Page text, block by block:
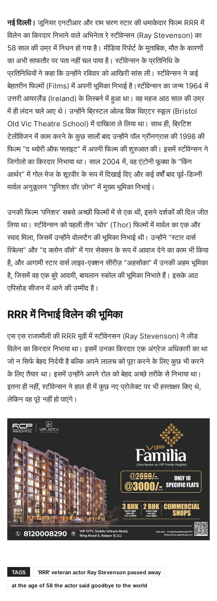
नई दिल्ली। जूनियर एनटीआर और राम चरण स्टार की धमाकेदार फिल्म RRR में
विलेन का किरदार निभाने वाले अभिनेता रे स्टीवेन्सन (Ray Stevenson) का
58 साल की उम्र में निधन हो गया है। मीडिया रिपोर्ट के मुताबिक, मौत के कारणों
का अभी साफतौर पर पता नहीं चल पाया है। स्टीवेन्सन के प्रतिनिधि के
प्रतिनिधियों ने कहा कि उन्होंने रविवार को आखिरी सांस ली। स्टीवेन्सन ने कई
बेहतरीन फिल्मों (Films) में अपनी भूमिका निभाई है।स्टीवेन्सन का जन्म 1964 में
उत्तरी आयरलैंड (Ireland) के लिस्बर्न में हुआ था। वह महज आठ साल की उम्र
में ही लंदन चले आए थे। उन्होंने ब्रिस्टल ओल्ड विक थिएटर स्कूल (Bristol
Old Vic Theatre School) में दाखिला ले लिया था। साथ ही, ब्रिटिश
टेलीविजन में काम करने के कुछ सालों बाद उन्होंने पॉल ग्रीनग्रास की 1998 की
फिल्म “द थ्योरी ऑफ फ्लाइट” में अपनी फिल्म की शुरुआत की। इसमें स्टीवेन्सन ने
जिगोलो का किरदार निभाया था। साल 2004 में, वह एंटोनी फूक्वा के “किंग
आर्थर” में गोल मेज के शूरवीर के रूप में दिखाई दिए और कई वर्षों बाद पूर्व-डिज्नी
मार्वल अनुकूलन “पुनिशर वॉर ज़ोन” में मुख्य भूमिका निभाई।
उनकी फिल्म ‘पनिशर’ सबसे अच्छी फिल्मों में से एक थी, इसने दर्शकों की दिल जीत
लिया था। स्टीवेन्सन को पहली तीन ‘थोर’ (Thor) फिल्मों में मार्वल का एक और
स्वाद मिला, जिसमें उन्होंने वोल्स्टैग की भूमिका निभाई थी। उन्होंने “स्टार वार्स
रिबेल्स” और “द क्लोन वॉर्स” में गार सेक्सन के रूप में आवाज देने का काम भी किया
है, और आगामी स्टार वार्स लाइव-एक्शन सीरीज़ “अहसोका” में उनकी अहम भूमिका
है, जिसमें वह एक बुरे आदमी, बायलान स्कोल की भूमिका निभाते हैं। इसके आठ
एपिसोड सीजन में आने की उम्मीद है।
RRR में निभाई विलेन की भूमिका
एस एस राजामौली की RRR मूवी में स्टीवेनसन (Ray Stevenson) ने लीड
विलेन का किरदार निभाया था। इसमें उनका किरदार एक अंग्रेज अधिकारी का था
जो न सिर्फ बेहद निर्दयी है बल्कि अपने लालच को पूरा करने के लिए कुछ भी करने
के लिए तैयार था। इसमें उन्होंने अपने रोल को बेहद अच्छे तरीके से निभाया था।
इतना ही नहीं, स्टीवेन्सन ने हाल ही में कुछ नए प्रोजेक्ट पर भी हस्ताक्षर किए थे,
लेकिन वह पूरे नहीं हो पाएंगे।
TAGS
'RRR' veteran actor Ray Stevenson passed away
at the age of 58 the actor said goodbye to the world